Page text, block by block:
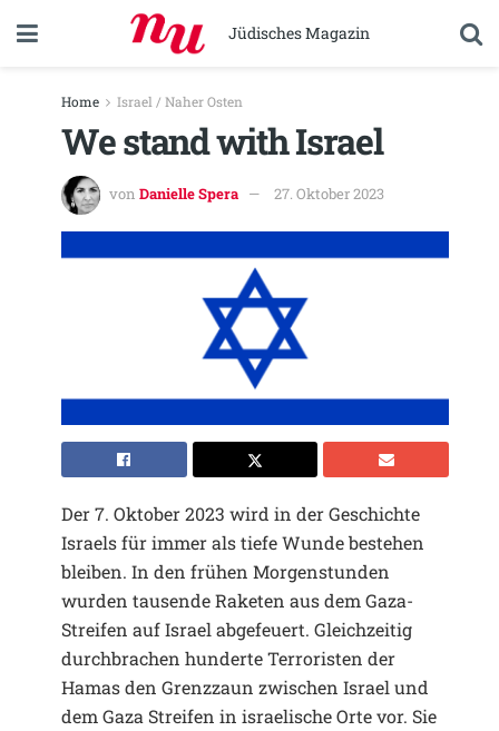
Jüdisches Magazin
Home Israel / Naher Osten
We stand with Israel
von Danielle Spera 27. Oktober 2023
Der 7. Oktober 2023 wird in der Geschichte
Israels für immer als tiefe Wunde bestehen
bleiben. In den frühen Morgenstunden
wurden tausende Raketen aus dem Gaza-
Streifen auf Israel abgefeuert. Gleichzeitig
durchbrachen hunderte Terroristen der
Hamas den Grenzzaun zwischen Israel und
dem Gaza Streifen in israelische Orte vor. Sie